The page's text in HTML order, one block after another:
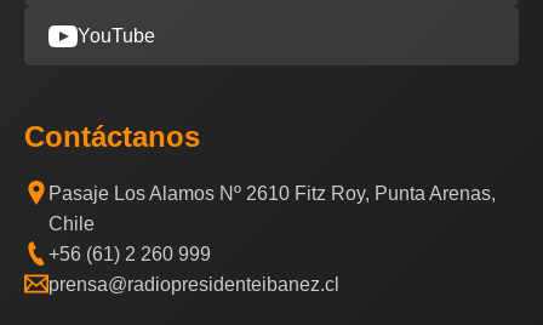
YouTube
Contáctanos
Pasaje Los Alamos Nº 2610 Fitz Roy, Punta Arenas,
Chile
+56 (61) 2 260 999
prensa@radiopresidenteibanez.cl